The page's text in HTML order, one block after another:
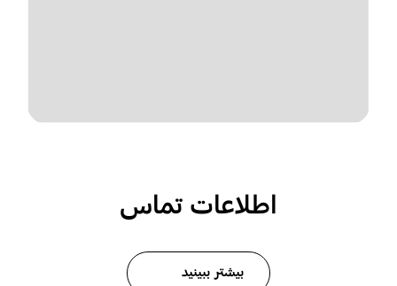
اطلاعات تماس
بیشتر ببینید